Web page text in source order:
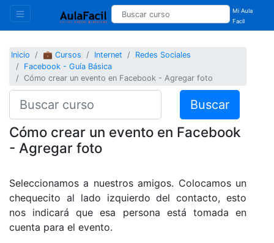
Mi Aula
Facil
Inicio 💼 Cursos Internet
Redes Sociales
Facebook - Guía Básica
Cómo crear un evento en Facebook - Agregar foto
Buscar
Cómo crear un evento en Facebook
- Agregar foto
Seleccionamos a nuestros amigos. Colocamos un
chequecito al lado izquierdo del contacto, esto
nos indicará que esa persona está tomada en
cuenta para el evento.